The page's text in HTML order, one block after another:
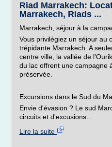
Riad Marrakech:
Marrakech, Riads ...
Marrakech, séjour à la
Vous privilégiez un séjour au
trépidante Marrakech. A
centre ville, la vallée de
du lac offrent une campagne
préservée.
Excursions dans le Sud du
Envie d'évasion ? Le sud
circuits et d'excusions...
Lire la suite